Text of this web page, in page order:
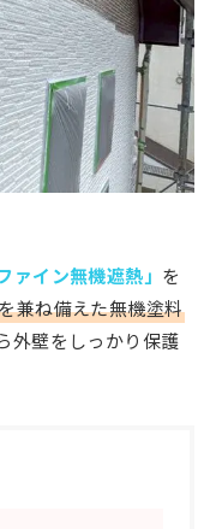
ァイン無機遮熱」 を
兼ね備えた無機塗料
外壁をしっかり保護